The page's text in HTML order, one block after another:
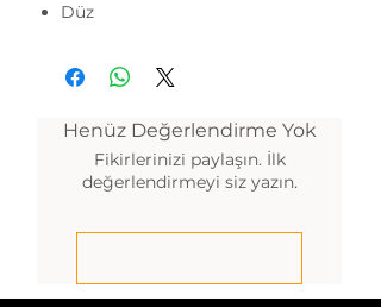
Düz
Henüz Değerlendirme Yok
Fikirlerinizi paylaşın. İlk
değerlendirmeyi siz yazın.